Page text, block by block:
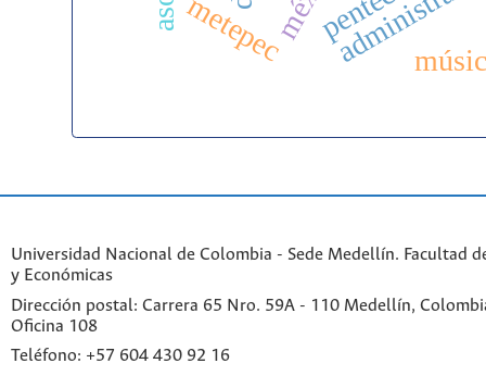
metepec
Universidad Nacional de Colombia - Sede Medellín. Facultad
y Económicas
Dirección postal: Carrera 65 Nro. 59A - 110 Medellín,
Oficina 108
Teléfono: +57 604 430 92 16